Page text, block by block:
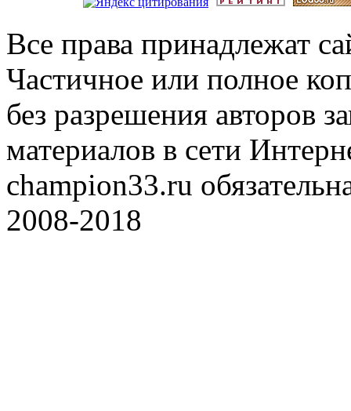
Все права принадлежат
Частичное или полное
без разрешения авторов
материалов в сети
champion33.ru
2008-2018